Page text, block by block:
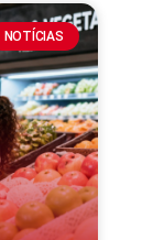
NOTÍCIAS